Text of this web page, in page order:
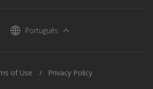
Português
of Use Privacy Policy